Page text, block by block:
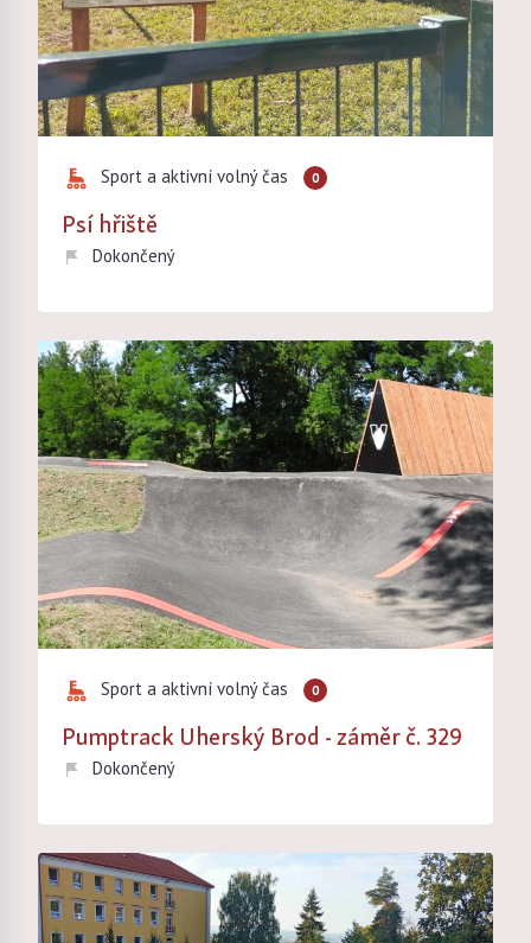
Sport a aktivní volný čas 0
Psí hřiště
Dokončený
Sport a aktivní volný čas 0
Pumptrack Uherský Brod - záměr č. 329
Dokončený